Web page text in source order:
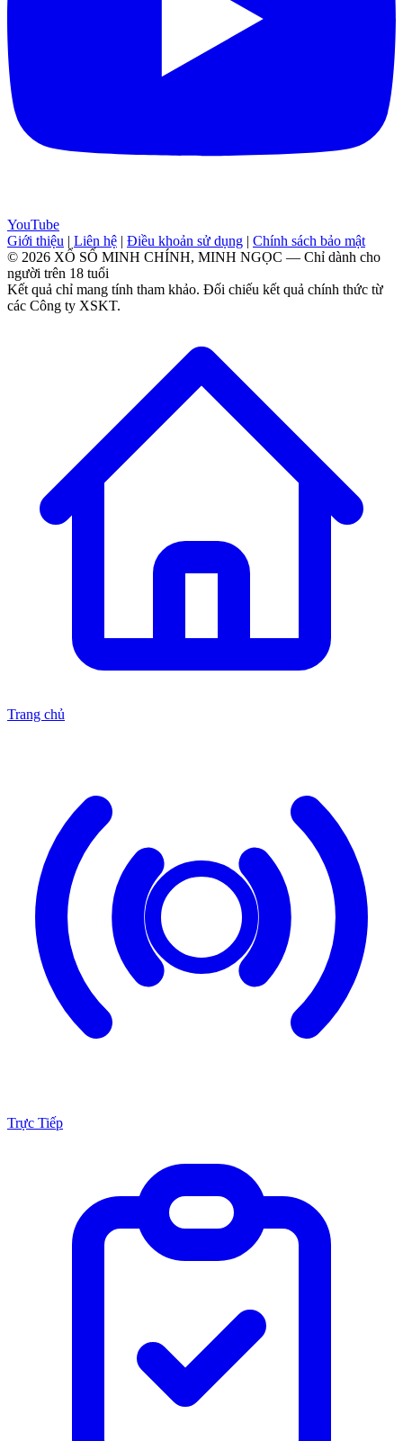
YouTube
Giới thiệu | Liên hệ | Điều khoản sử dụng | Chính sách bảo mật
© 2026 XỔ SỐ MINH CHÍNH, MINH NGỌC — Chỉ dành cho
người trên 18 tuổi
Kết quả chỉ mang tính tham khảo. Đối chiếu kết quả chính thức từ
các Công ty XSKT.
Trang chủ
Trực Tiếp